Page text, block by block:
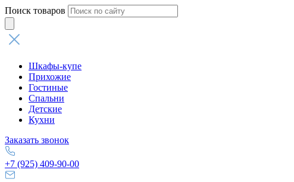
Поиск товаров
Шкафы-купе
Прихожие
Гостиные
Спальни
Детские
Кухни
Заказать звонок
+7 (925) 409-90-00